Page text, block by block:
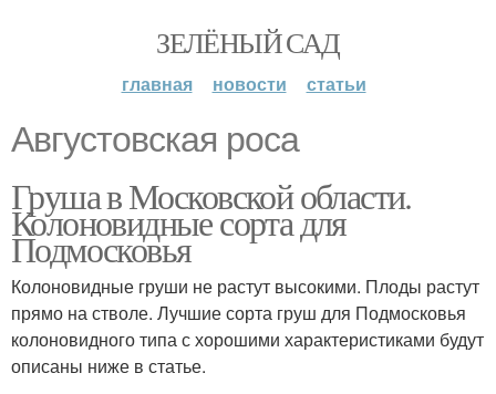
ЗЕЛЁНЫЙ САД
главная новости статьи
Августовская роса
Груша в Московской области.
Колоновидные сорта для
Подмосковья
Колоновидные груши не растут высокими. Плоды растут
прямо на стволе. Лучшие сорта груш для Подмосковья
колоновидного типа с хорошими характеристиками будут
описаны ниже в статье.